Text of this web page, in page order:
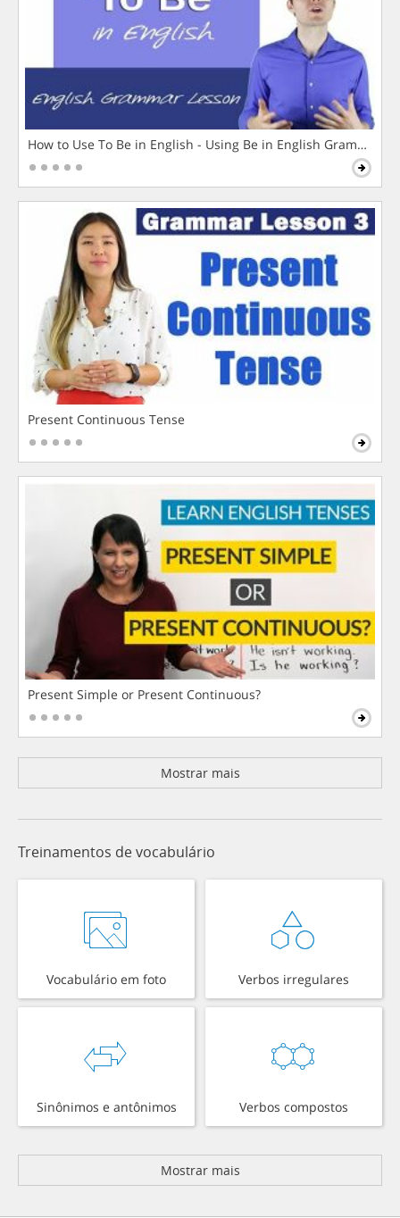
How to Use To Be in English - Using Be in English Grammar
Present Continuous Tense
Present Simple or Present Continuous?
Mostrar mais
Treinamentos de vocabulário
Vocabulário em foto Verbos irregulares
Sinônimos e antônimos Verbos compostos
Mostrar mais